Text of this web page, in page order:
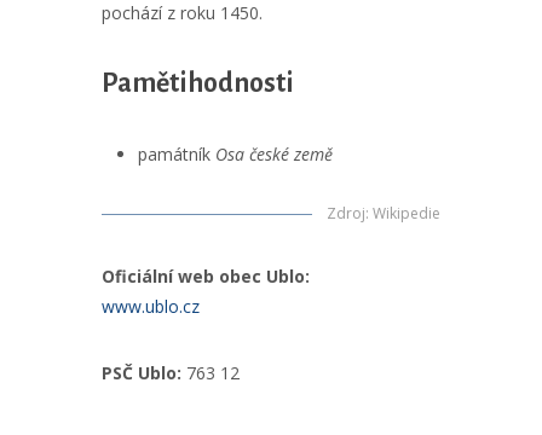
pochází z roku 1450.
Pamětihodnosti
památník Osa české země
Zdroj: Wikipedie
Oficiální web obec Ublo:
www.ublo.cz
PSČ Ublo: 763 12